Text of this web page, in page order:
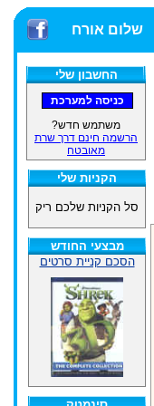
שלום אורח
החשבון שלי
משתמש חדש?
הרשמה חינם דרך שרת
מאובטח
הקניות שלי
סל הקניות שלכם ריק
מבצעי החודש
הסכם קניית סרטים